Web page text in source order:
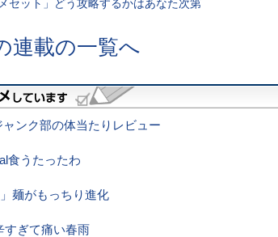
セット」どう攻略するかはあなた次第
連載の一覧へ
ンク部の体当たりレビュー
食うたったわ
麺がもっちり進化
すぎて痛い春雨